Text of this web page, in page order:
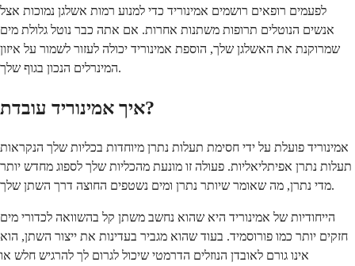
לפעמים רופאים רושמים אמינוריד כדי למנוע רמות אשלגן נמוכות אצל
אנשים הנוטלים תרופות משתנות אחרות. אם אתה כבר נוטל גלולת מים
שמרוקנת את האשלגן שלך, הוספת אמינוריד יכולה לעזור לשמור על איזון
המינרלים הנכון בגוף שלך.
איך אמינוריד עובדת?
אמינוריד פועלת על ידי חסימת תעלות נתרן מיוחדות בכליות שלך הנקראות
תעלות נתרן אפיתליאליות. פעולה זו מונעת מהכליות שלך לספוג מחדש יותר
מדי נתרן, מה שאומר שיותר נתרן ומים נשטפים החוצה דרך השתן שלך.
הייחודיות של אמינוריד היא שהוא נחשב משתן קל בהשוואה לכדורי מים
חזקים יותר כמו פורוסמיד. בעוד שהוא מגביר בעדינות את ייצור השתן, הוא
אינו גורם לאובדן הנוזלים הדרמטי שיכול לגרום לך להרגיש חלש או